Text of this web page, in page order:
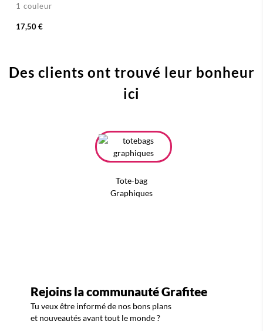
1 couleur
17,50 €
Des clients ont trouvé leur bonheur
ici
Tote-bag
Graphiques
Rejoins la communauté Grafitee
Tu veux être informé de nos bons plans
et nouveautés avant tout le monde ?